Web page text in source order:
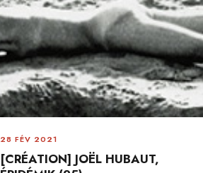
28 FÉV 2021
[CRÉATION] JOËL HUBAUT,